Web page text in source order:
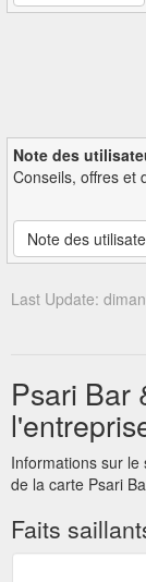
Note des
Conseils, offres et
Note des
Last Update:
Psari Bar
Informations sur
de la carte Psari
Faits